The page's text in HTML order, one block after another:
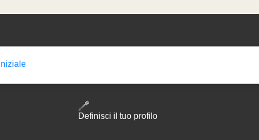
Definisci il tuo profilo